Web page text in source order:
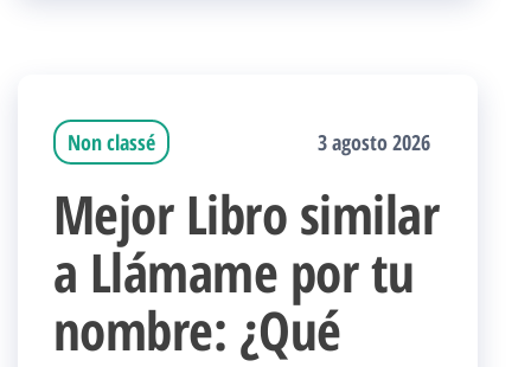
Non classé 3 agosto 2026
Mejor Libro similar
a Llámame por tu
nombre: ¿Qué